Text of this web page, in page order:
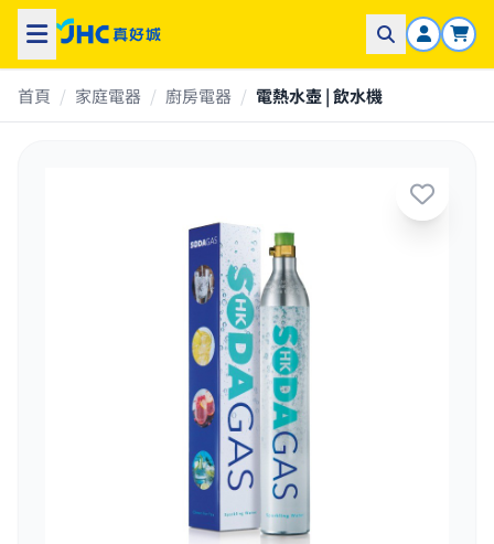
首頁 / 家庭電器 / 廚房電器 / 電熱水壺 | 飲水機